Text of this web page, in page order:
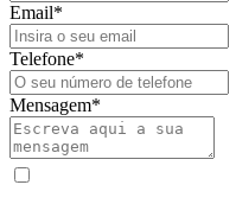
Email*
Telefone*
Mensagem*